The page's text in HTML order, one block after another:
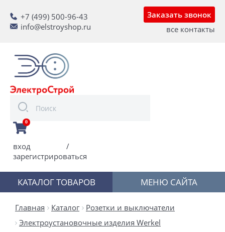
+7 (499) 500-96-43
info@elstroyshop.ru
Заказать звонок
все контакты
0
вход
/
зарегистрироваться
КАТАЛОГ ТОВАРОВ МЕНЮ САЙТА
Главная Каталог
Розетки и выключатели
Электроустановочные изделия Werkel